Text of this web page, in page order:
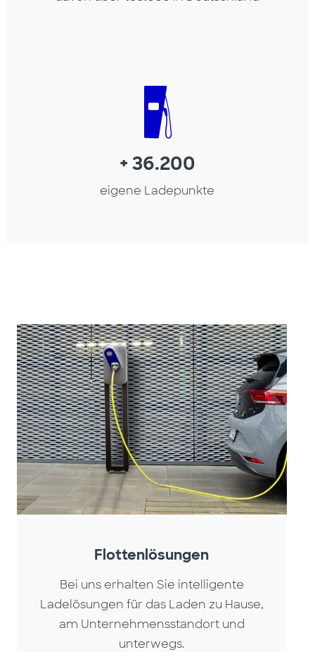
+ 36.200
eigene Ladepunkte
Flottenlösungen
Bei uns erhalten Sie intelligente
Ladelösungen für das Laden zu Hause,
am Unternehmensstandort und
unterwegs.